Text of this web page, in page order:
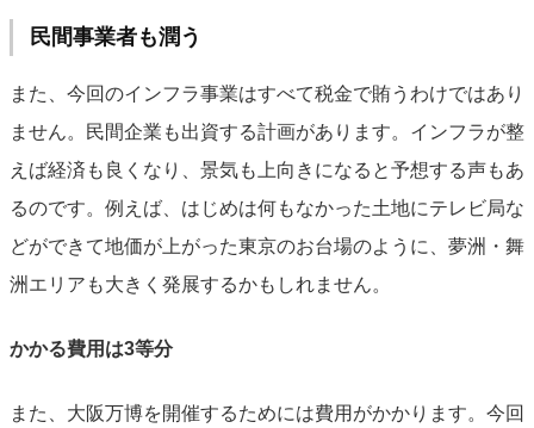
民間事業者も潤う
また、今回のインフラ事業はすべて税金で賄うわけではあり
ません。民間企業も出資する計画があります。インフラが整
えば経済も良くなり、景気も上向きになると予想する声もあ
るのです。例えば、はじめは何もなかった土地にテレビ局な
どができて地価が上がった東京のお台場のように、夢洲・舞
洲エリアも大きく発展するかもしれません。
かかる費用は3等分
また、大阪万博を開催するためには費用がかかります。今回